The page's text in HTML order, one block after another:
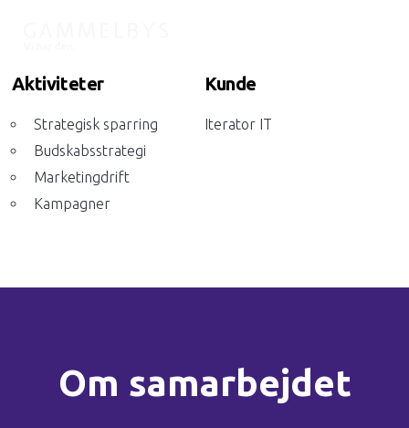
Aktiviteter
Strategisk sparring
Budskabsstrategi
Marketingdrift
Kampagner
Kunde
Iterator IT
Om samarbejdet